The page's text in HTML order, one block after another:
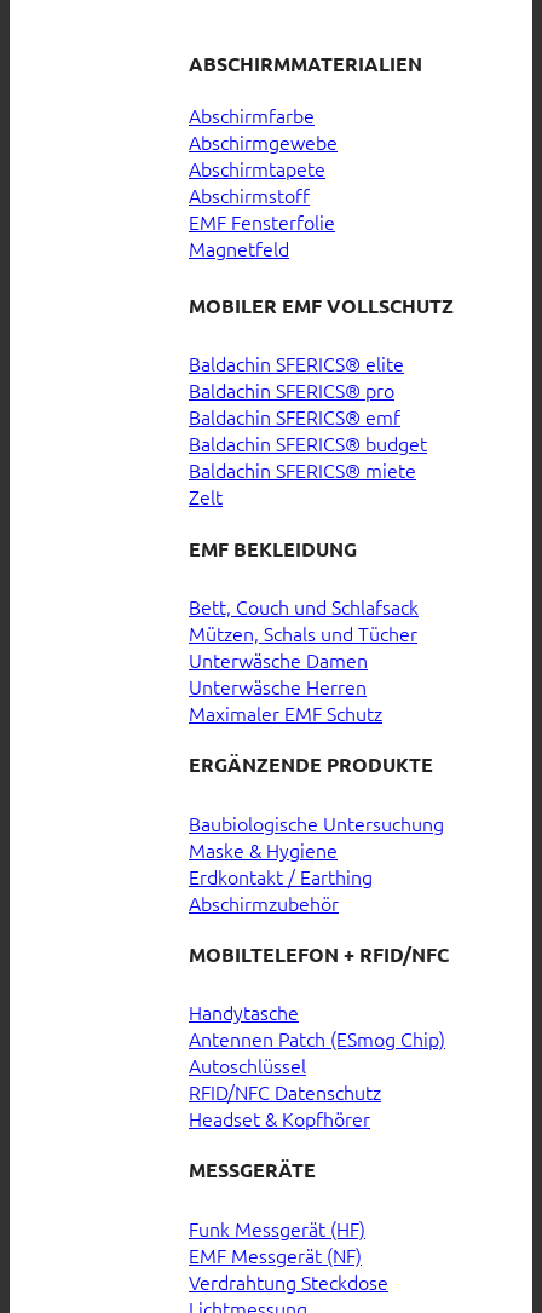
ABSCHIRMMATERIALIEN
Abschirmfarbe
Abschirmgewebe
Abschirmtapete
Abschirmstoff
EMF Fensterfolie
Magnetfeld
MOBILER EMF VOLLSCHUTZ
Baldachin SFERICS® elite
Baldachin SFERICS® pro
Baldachin SFERICS® emf
Baldachin SFERICS® budget
Baldachin SFERICS® miete
Zelt
EMF BEKLEIDUNG
Bett, Couch und Schlafsack
Mützen, Schals und Tücher
Unterwäsche Damen
Unterwäsche Herren
Maximaler EMF Schutz
ERGÄNZENDE PRODUKTE
Baubiologische Untersuchung
Maske & Hygiene
Erdkontakt / Earthing
Abschirmzubehör
MOBILTELEFON + RFID/NFC
Handytasche
Antennen Patch (ESmog Chip)
Autoschlüssel
RFID/NFC Datenschutz
Headset & Kopfhörer
MESSGERÄTE
Funk Messgerät (HF)
EMF Messgerät (NF)
Verdrahtung Steckdose
Lichtmessung